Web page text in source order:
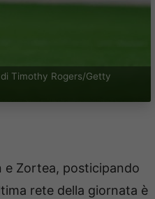
Timothy Rogers/Getty
e Zortea, posticipando
rete della giornata è